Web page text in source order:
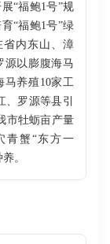
“福鲍1号”规
“福鲍1号”绿
省内东山、漳
源以膨腹海马
马养殖10家工
罗源等县引
市牡蛎亩产量
青蟹“东方一
。